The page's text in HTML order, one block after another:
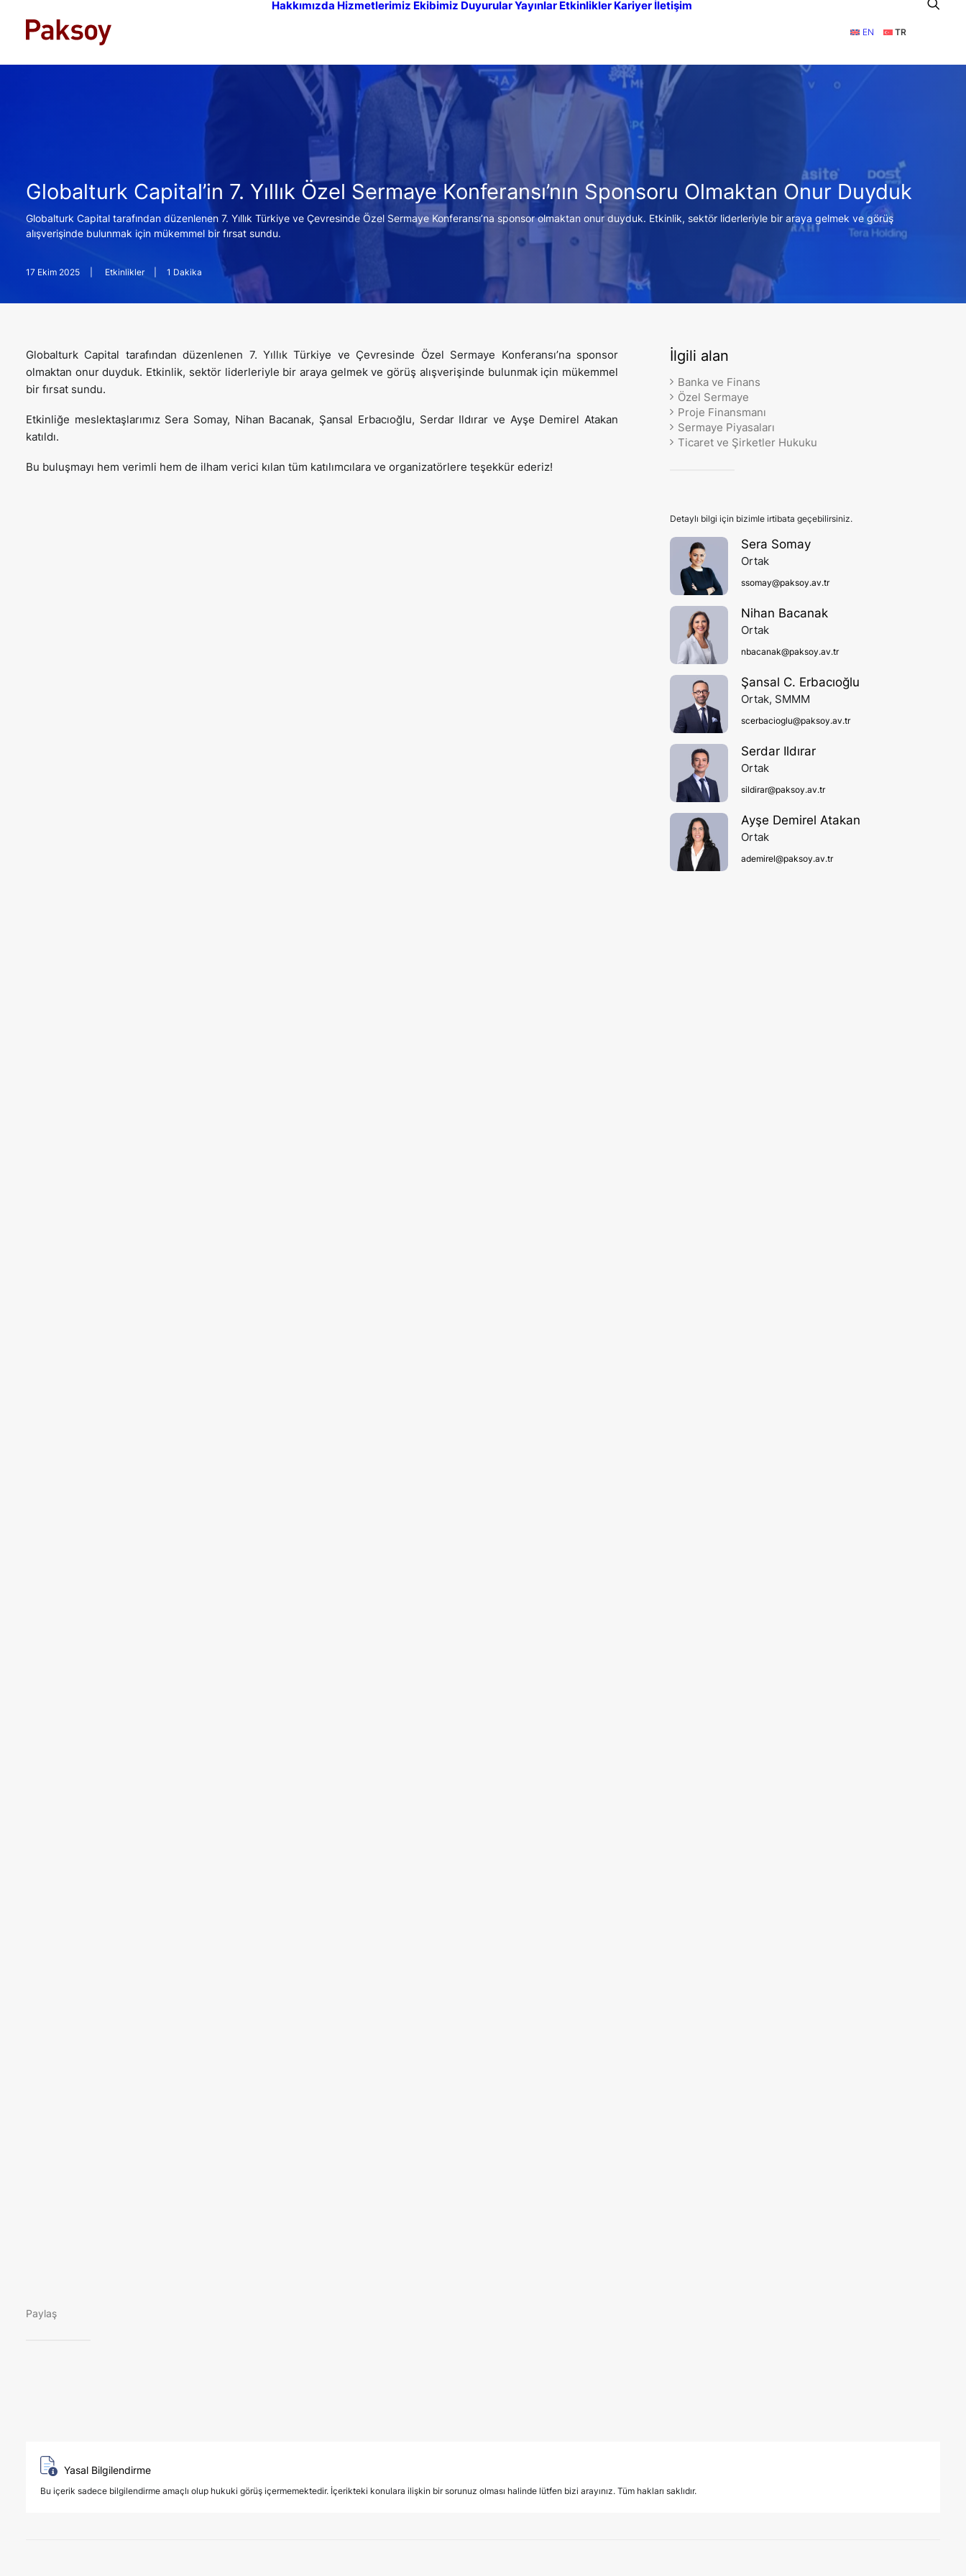
Hakkımızda Hizmetlerimiz Ekibimiz DuyurularYayınlar Etkinlikler Kariyer İletişim
EN TR
Globalturk Capital’in 7. Yıllık Özel Sermaye Konferansı’nın Sponsoru Olmaktan Onur Duyduk
Globalturk Capital tarafından düzenlenen 7. Yıllık Türkiye ve Çevresinde Özel Sermaye Konferansı’na sponsor olmaktan onur duyduk. Etkinlik, sektör liderleriyle bir araya gelmek ve görüş
alışverişinde bulunmak için mükemmel bir fırsat sundu.
17 Ekim 2025 Etkinlikler 1 Dakika
Globalturk Capital tarafından düzenlenen 7. Yıllık Türkiye ve Çevresinde Özel Sermaye Konferansı’na sponsor
olmaktan onur duyduk. Etkinlik, sektör liderleriyle bir araya gelmek ve görüş alışverişinde bulunmak için mükemmel
bir fırsat sundu.
Etkinliğe meslektaşlarımız Sera Somay, Nihan Bacanak, Şansal Erbacıoğlu, Serdar Ildırar ve Ayşe Demirel Atakan
katıldı.
Bu buluşmayı hem verimli hem de ilham verici kılan tüm katılımcılara ve organizatörlere teşekkür ederiz!
Paylaş
İlgili alan
Banka ve Finans
Özel Sermaye
Proje Finansmanı
Sermaye Piyasaları
Ticaret ve Şirketler Hukuku
Detaylı bilgi için bizimle irtibata geçebilirsiniz.
Sera Somay
Ortak
ssomay@paksoy.av.tr
Nihan Bacanak
Ortak
nbacanak@paksoy.av.tr
Şansal C. Erbacıoğlu
Ortak, SMMM
scerbacioglu@paksoy.av.tr
Serdar Ildırar
Ortak
sildirar@paksoy.av.tr
Ayşe Demirel Atakan
Ortak
ademirel@paksoy.av.tr
Yasal Bilgilendirme
Bu içerik sadece bilgilendirme amaçlı olup hukuki görüş içermemektedir. İçerikteki konulara ilişkin bir sorunuz olması halinde lütfen bizi arayınız. Tüm hakları saklıdır.